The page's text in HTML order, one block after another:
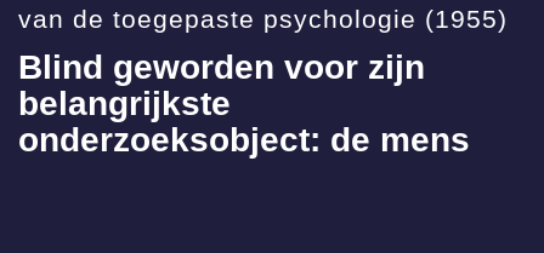
van de toegepaste psychologie (1955)
Blind geworden voor zijn
belangrijkste
onderzoeksobject: de mens